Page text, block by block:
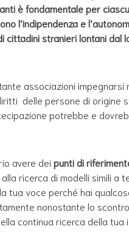
è fondamentale per
l’indipendenza e
cittadini stranieri lontani dal
associazioni impegnarsi
delle persone di origine
potrebbe e
avere deipunti di
ricerca di modelli simili a
tua voce perché hai
nonostante lo
continua ricerca della tua